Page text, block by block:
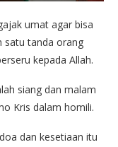
umat agar bisa
satu tanda orang
kepada Allah.
siang dan malam
Kris dalam homili.
dan kesetiaan itu